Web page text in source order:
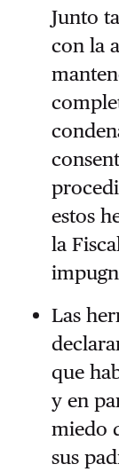
Junto
con la
estos
la
Las
que
y en
miedo
sus